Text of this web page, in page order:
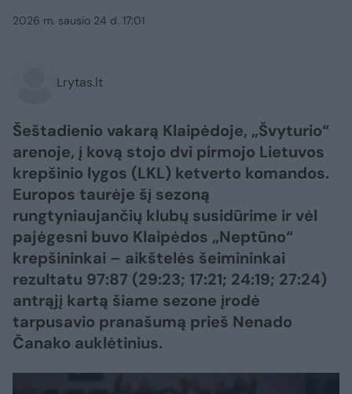
2026 m. sausio 24 d. 17:01
Lrytas.lt
Šeštadienio vakarą Klaipėdoje, „Švyturio“
arenoje, į kovą stojo dvi pirmojo Lietuvos
krepšinio lygos (LKL) ketverto komandos.
Europos taurėje šį sezoną
rungtyniaujančių klubų susidūrime ir vėl
pajėgesni buvo Klaipėdos „Neptūno“
krepšininkai – aikštelės šeimininkai
rezultatu 97:87 (29:23; 17:21; 24:19; 27:24)
antrąjį kartą šiame sezone įrodė
tarpusavio pranašumą prieš Nenado
Čanako auklėtinius.